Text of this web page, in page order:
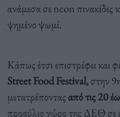
ανάμεσα σε neon πινακίδες
ψημένο ψωμί.
Κάπως έτσι επιστρέφει και
Street Food Festival,στην
μετατρέποντας από τις 20
προαύλιο χώρο της ΔΕΘ σε